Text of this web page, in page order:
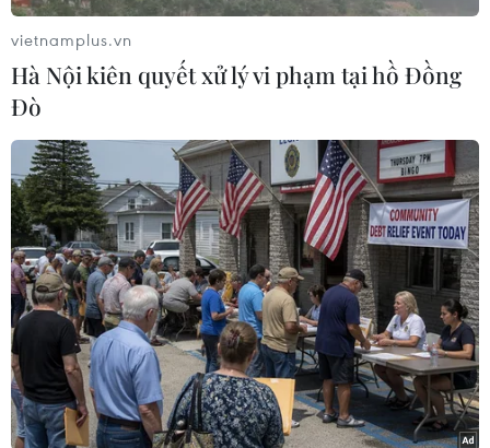
Hội Chữ thập đỏ phát động “Gửi quà góp
Tết” cho hơn 1,2 triệu người nghèo
25/12/2023 11:31
"Gửi quà Góp Tết" là chiến dịch thuộc phong trào “Tết
Nhân ái” do Trung ương Hội Chữ thập đỏ Việt Nam tổ
chức với mục tiêu góp Tết đầy đủ hơn cho 1,2 triệu
người nghèo, có hoàn cảnh khó khăn.
vietnamplus.vn
Hà Nội kiên quyết xử lý vi phạm tại hồ Đồng
Đò